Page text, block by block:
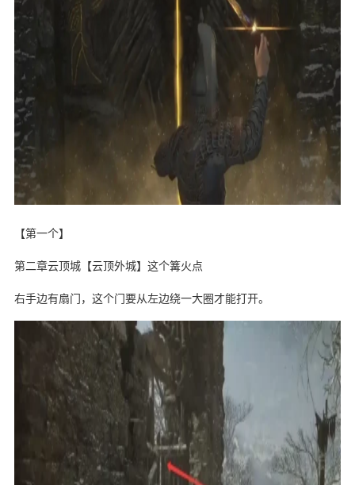
【第一个】
第二章云顶城【云顶外城】这个篝火点
右手边有扇门，这个门要从左边绕一大圈才能打开。